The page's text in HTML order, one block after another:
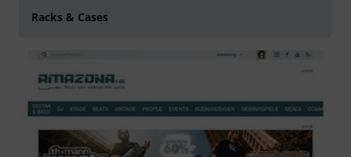
Racks & Cases